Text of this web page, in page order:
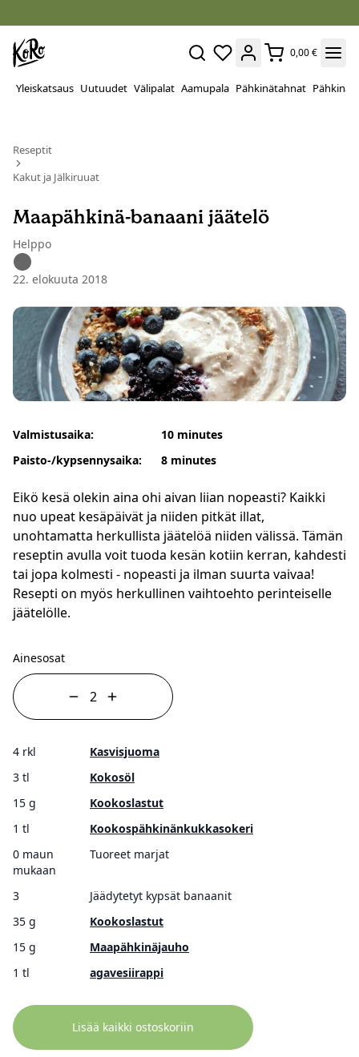
0,00 €
Yleiskatsaus Uutuudet Välipalat Aamupala Pähkinätahnat Pähkinät
Reseptit
Kakut ja Jälkiruuat
Maapähkinä-banaani jäätelö
Helppo
22. elokuuta 2018
Valmistusaika:
Paisto-/kypsennysaika:
10 minutes
8 minutes
Eikö kesä olekin aina ohi aivan liian nopeasti? Kaikki
nuo upeat kesäpäivät ja niiden pitkät illat,
unohtamatta herkullista jäätelöä niiden välissä. Tämän
reseptin avulla voit tuoda kesän kotiin kerran, kahdesti
tai jopa kolmesti - nopeasti ja ilman suurta vaivaa!
Resepti on myös herkullinen vaihtoehto perinteiselle
jäätelölle.
Ainesosat
4 rkl
Kasvisjuoma
3 tl
Kokosöl
15 g
Kookoslastut
1 tl
Kookospähkinänkukkasokeri
0 maun
mukaan
Tuoreet marjat
3
Jäädytetyt kypsät banaanit
35 g
Kookoslastut
15 g
Maapähkinäjauho
1 tl
agavesiirappi
Lisää kaikki ostoskoriin